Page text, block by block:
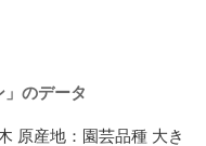
のデータ
原産地：園芸品種 大き